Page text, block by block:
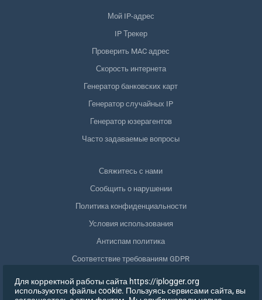
Мой IP-адрес
IP Трекер
Проверить MAC адрес
Скорость интернета
Генератор банковских карт
Генератор случайных IP
Генератор юзерагентов
Часто задаваемые вопросы
Свяжитесь с нами
Сообщить о нарушении
Политика конфиденциальности
Условия использования
Антиспам политика
Соответствие требованиям GDPR
Удалить мои данные
Отозвать согласие
Для корректной работы сайта https://iplogger.org
используются файлы cookie. Пользуясь сервисами сайта, вы